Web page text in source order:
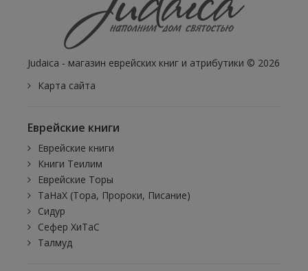
Judaica - магазин еврейских книг и атрибутики © 2026
Карта сайта
Еврейские книги
Еврейские книги
Книги Теилим
Еврейские Торы
ТаНаХ (Тора, Пророки, Писание)
Сидур
Сефер ХиТаС
Талмуд